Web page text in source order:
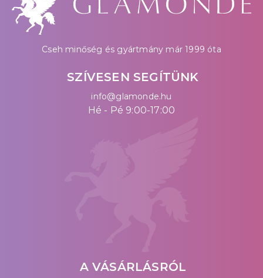
Cseh minőség és gyártmány már 1999 óta
SZÍVESEN SEGÍTÜNK
info@glamonde.hu
Hé - Pé 9:00-17:00
A VÁSÁRLÁSRÓL